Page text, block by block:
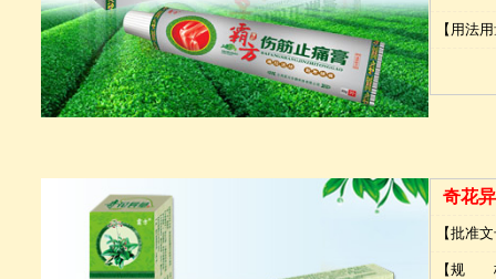
【用法
奇花
【批准
【规